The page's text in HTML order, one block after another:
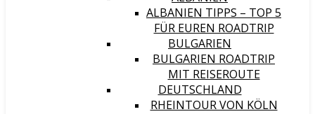
ALBANIEN TIPPS – TOP 5
FÜR EUREN ROADTRIP
BULGARIEN
BULGARIEN ROADTRIP
MIT REISEROUTE
DEUTSCHLAND
RHEINTOUR VON KÖLN